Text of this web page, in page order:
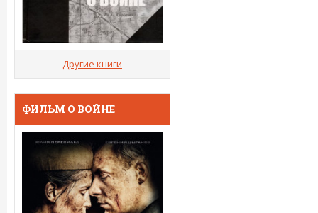
Другие книги
ФИЛЬМ О ВОЙНЕ